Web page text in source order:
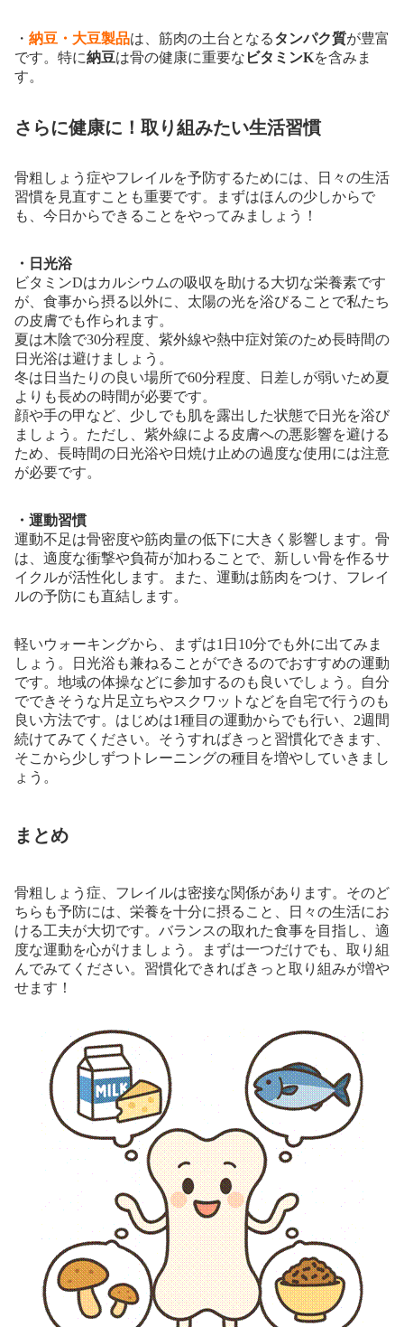
・ 納豆・大豆製品は、筋肉の土台となるタンパク質が豊富
です。特に納豆は骨の健康に重要な ビタミンKを含みま
す。
さらに健康に！取り組みたい生活習慣
骨粗しょう症やフレイルを予防するためには、日々の生活
習慣を見直すことも重要です。まずはほんの少しからで
も、今日からできることをやってみましょう！
・日光浴
ビタミンDはカルシウムの吸収を助ける大切な栄養素です
が、食事から摂る以外に、太陽の光を浴びることで私たち
の皮膚でも作られます。
夏は木陰で30分程度、紫外線や熱中症対策のため長時間の
日光浴は避けましょう。
冬は日当たりの良い場所で60分程度、日差しが弱いため夏
よりも長めの時間が必要です。
顔や手の甲など、少しでも肌を露出した状態で日光を浴び
ましょう。ただし、紫外線による皮膚への悪影響を避ける
ため、長時間の日光浴や日焼け止めの過度な使用には注意
が必要です。
・運動習慣
運動不足は骨密度や筋肉量の低下に大きく影響します。骨
は、適度な衝撃や負荷が加わることで、新しい骨を作るサ
イクルが活性化します。また、運動は筋肉をつけ、フレイ
ルの予防にも直結します。
軽いウォーキングから、まずは1日10分でも外に出てみま
しょう。日光浴も兼ねることができるのでおすすめの運動
です。地域の体操などに参加するのも良いでしょう。自分
でできそうな片足立ちやスクワットなどを自宅で行うのも
良い方法です。はじめは1種目の運動からでも行い、2週間
続けてみてください。そうすればきっと習慣化できます、
そこから少しずつトレーニングの種目を増やしていきまし
ょう。
まとめ
骨粗しょう症、フレイルは密接な関係があります。そのど
ちらも予防には、栄養を十分に摂ること、日々の生活にお
ける工夫が大切です。バランスの取れた食事を目指し、適
度な運動を心がけましょう。まずは一つだけでも、取り組
んでみてください。習慣化できればきっと取り組みが増や
せます！